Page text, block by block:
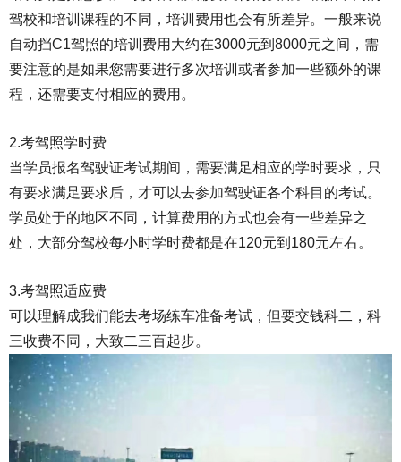
驾校和培训课程的不同，培训费用也会有所差异。一般来说
自动挡C1驾照的培训费用大约在3000元到8000元之间，需
要注意的是如果您需要进行多次培训或者参加一些额外的课
程，还需要支付相应的费用。
2.考驾照学时费
当学员报名驾驶证考试期间，需要满足相应的学时要求，只
有要求满足要求后，才可以去参加驾驶证各个科目的考试。
学员处于的地区不同，计算费用的方式也会有一些差异之
处，大部分驾校每小时学时费都是在120元到180元左右。
3.考驾照适应费
可以理解成我们能去考场练车准备考试，但要交钱科二，科
三收费不同，大致二三百起步。